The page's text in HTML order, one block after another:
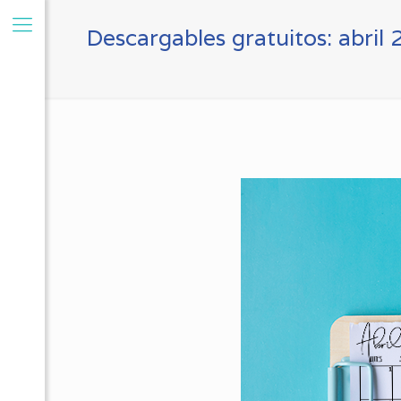
Descargables gratuitos: abril